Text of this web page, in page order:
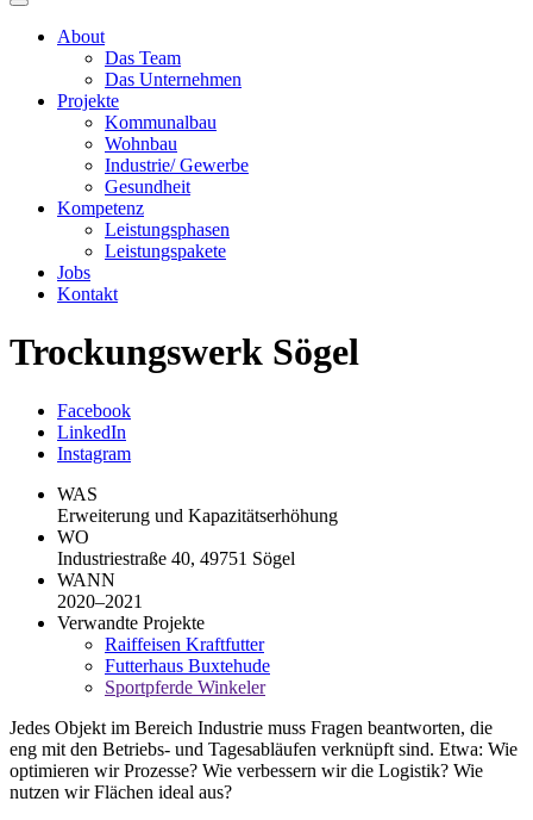
About
Das Team
Das Unternehmen
Projekte
Kommunalbau
Wohnbau
Industrie/ Gewerbe
Gesundheit
Kompetenz
Leistungsphasen
Leistungspakete
Jobs
Kontakt
Trockungswerk Sögel
Facebook
LinkedIn
Instagram
WAS
Erweiterung und Kapazitätserhöhung
WO
Industriestraße 40, 49751 Sögel
WANN
2020–2021
Verwandte Projekte
Raiffeisen Kraftfutter
Futterhaus Buxtehude
Sportpferde Winkeler
Jedes Objekt im Bereich Industrie muss Fragen beantworten, die
eng mit den Betriebs- und Tagesabläufen verknüpft sind. Etwa: Wie
optimieren wir Prozesse? Wie verbessern wir die Logistik? Wie
nutzen wir Flächen ideal aus?